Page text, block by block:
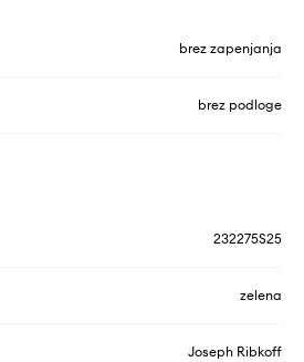
brez zapenjanja
brez podloge
232275S25
zelena
Joseph Ribkoff